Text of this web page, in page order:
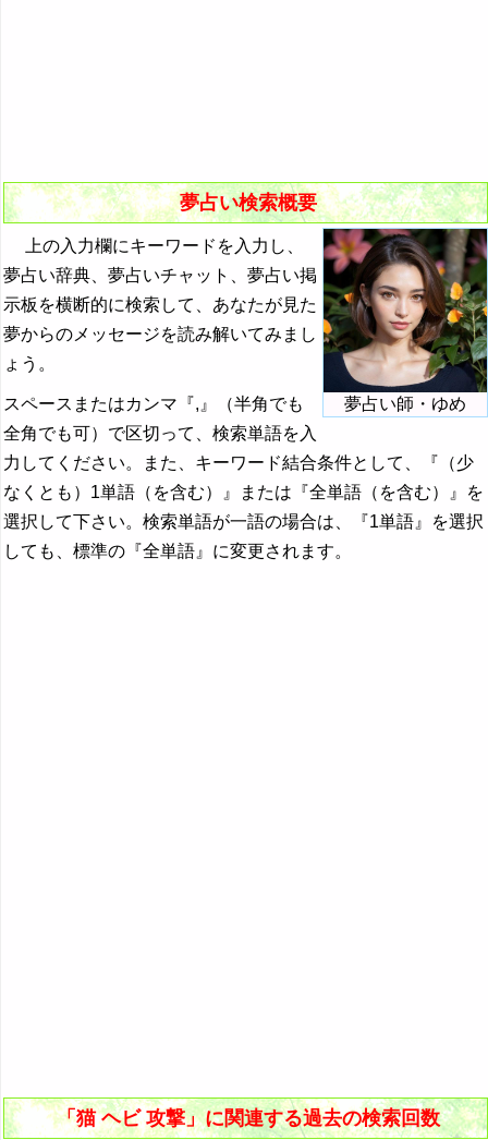
夢占い検索概要
夢占い師・ゆめ
上の入力欄にキーワードを入力し、
夢占い辞典、夢占いチャット、夢占い掲
示板を横断的に検索して、あなたが見た
夢からのメッセージを読み解いてみまし
ょう。
スペースまたはカンマ『,』（半角でも
全角でも可）で区切って、検索単語を入
力してください。また、キーワード結合条件として、『（少
なくとも）1単語（を含む）』または『全単語（を含む）』を
選択して下さい。検索単語が一語の場合は、『1単語』を選択
しても、標準の『全単語』に変更されます。
「猫 ヘビ 攻撃」に関連する過去の検索回数